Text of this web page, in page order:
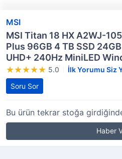
MSI
MSI Titan 18 HX A2WJ-
Plus 96GB 4 TB SSD
UHD+ 240Hz MiniLED
5.0
İlk Yorumu Siz
Soru Sor
Bu ürün tekrar stoğa
Haber